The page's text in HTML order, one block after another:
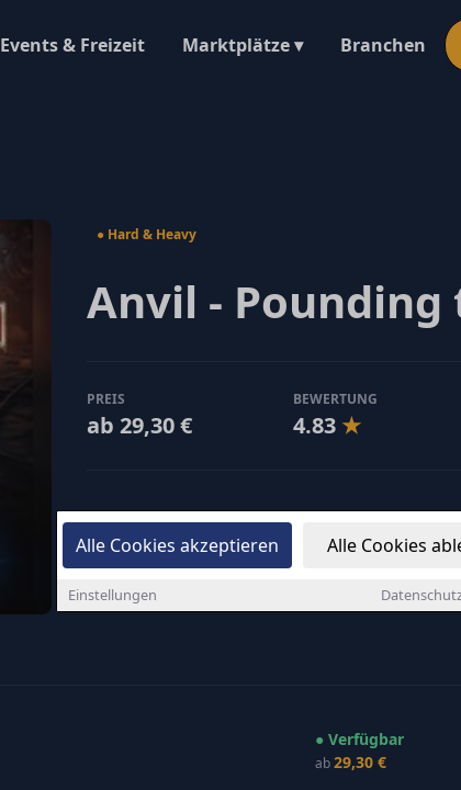
Alle Cookies akzeptieren Alle Cookies
Einstellungen
Events & Freizeit Marktplätze ▾ Branchen
● Hard & Heavy
Anvil - Pounding
PREIS
ab 29,30 €
BEWERTUNG
4.83 ★
Tickets ab 29,30 € → ↗ Teilen
●13 Termine in 13 Städten Sichere
● Verfügbar
ab29,30 €